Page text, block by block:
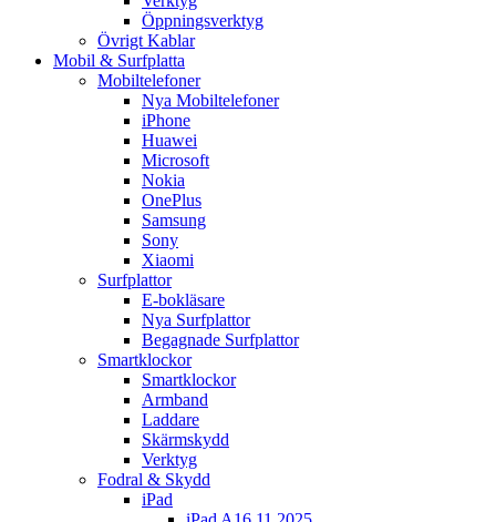
Öppningsverktyg
Övrigt Kablar
Mobil & Surfplatta
Mobiltelefoner
Nya Mobiltelefoner
iPhone
Huawei
Microsoft
Nokia
OnePlus
Samsung
Sony
Xiaomi
Surfplattor
E-bokläsare
Nya Surfplattor
Begagnade Surfplattor
Smartklockor
Smartklockor
Armband
Laddare
Skärmskydd
Verktyg
Fodral & Skydd
iPad